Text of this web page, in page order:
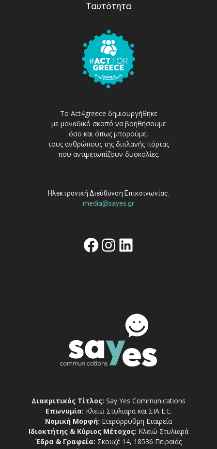
Ταυτότητα
Το Act4greece δημιουργήθηκε
με μοναδικό σκοπό να βοηθήσουμε
όσο και όπως μπορούμε,
τους ανθρώπους της διπλανής πόρτας
που αντιμετωπίζουν δυσκολίες.
Ηλεκτρονική Διεύθυνση Επικοινωνίας:
media@sayes.gr
Facebook
Instagram
Linkedin
Διακριτικός Τίτλος: Say Yes Communications
Επωνυμία: Κλειώ Στυλιαρά και ΣΙΑ Ε.Ε.
Νομική Μορφή: Ετερόρρυθμη Εταιρεία
Ιδιοκτήτης & Κύριος Μέτοχος: Κλειώ Στυλιαρά
Έδρα & Γραφεία: Σκουζέ 14, 18536 Πειραιάς